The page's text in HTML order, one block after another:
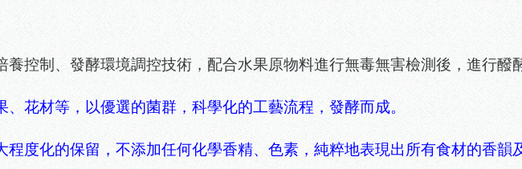
養控制、發酵環境調控技術，配合水果原物料進行無毒無害檢測後，進行醱
、花材等，以優選的菌群，科學化的工藝流程，發酵而成。
程度化的保留，不添加任何化學香精、色素，純粹地表現出所有食材的香韻